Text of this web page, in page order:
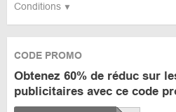
Conditions
CODE PROMO
Obtenez 60% de réduc sur
publicitaires avec ce code